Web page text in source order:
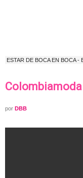
ESTAR DE BOCA EN BOCA -
por DBB